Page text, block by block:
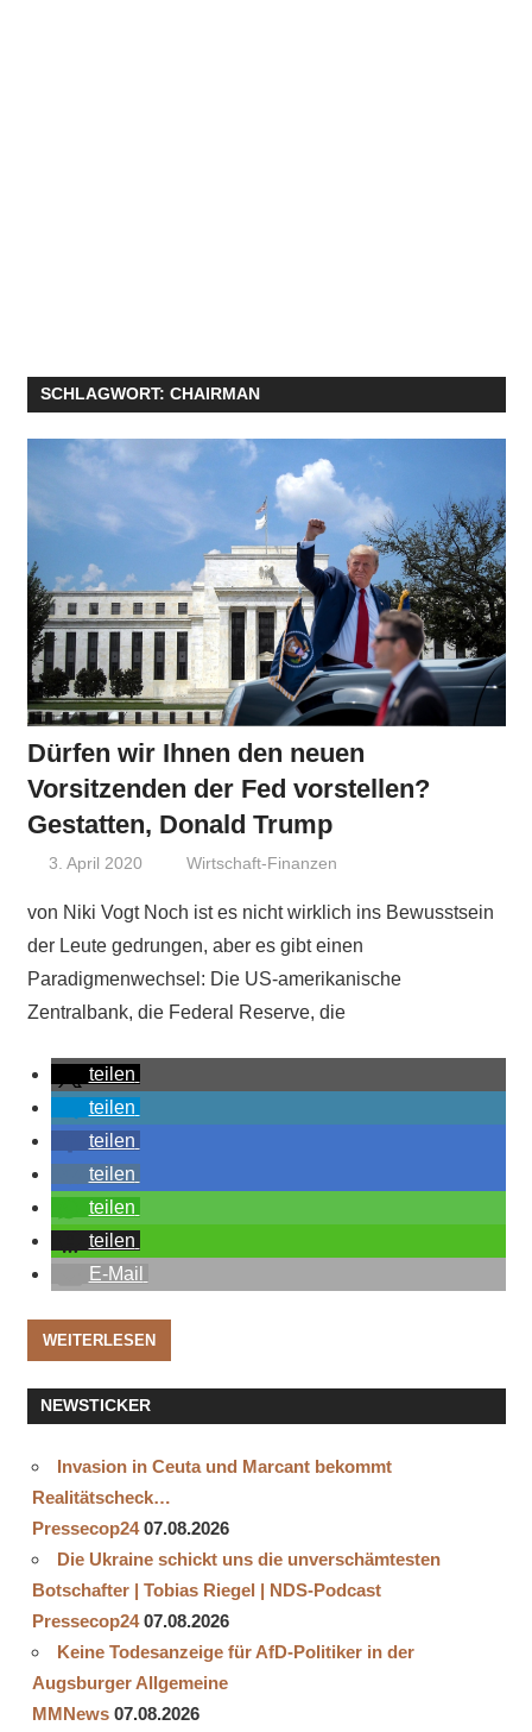
SCHLAGWORT: CHAIRMAN
Dürfen wir Ihnen den neuen
Vorsitzenden der Fed vorstellen?
Gestatten, Donald Trump
3. April 2020 Niki Vogt
Wirtschaft-Finanzen
von Niki Vogt Noch ist es nicht wirklich ins Bewusstsein
der Leute gedrungen, aber es gibt einen
Paradigmenwechsel: Die US-amerikanische
Zentralbank, die Federal Reserve, die
teilen
teilen
teilen
teilen
teilen
teilen
E-Mail
WEITERLESEN
NEWSTICKER
Invasion in Ceuta und Marcant bekommt
Realitätscheck…
Pressecop24 07.08.2026
Die Ukraine schickt uns die unverschämtesten
Botschafter | Tobias Riegel | NDS-Podcast
Pressecop24 07.08.2026
Keine Todesanzeige für AfD-Politiker in der
Augsburger Allgemeine
MMNews 07.08.2026